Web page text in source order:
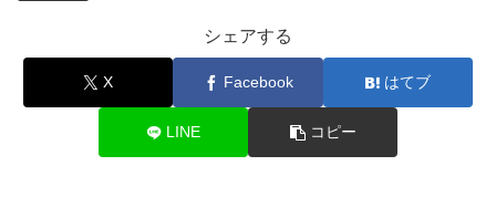
シェアする
X Facebook はてブ
LINE コピー